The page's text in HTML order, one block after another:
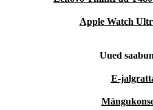
Apple Watch
Uued
E-